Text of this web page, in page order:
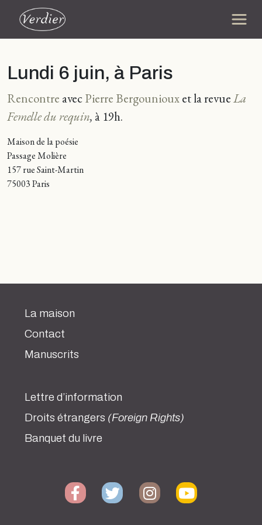
Lundi 6 juin, à Paris
Rencontre avecPierre Bergouniouxet la revueLa
Femelle du requin, à 19h.
Maison de la poésie
Passage Molière
157 rue Saint-Martin
75003 Paris
La maison
Contact
Manuscrits
Lettre d’information
Droits étrangers (Foreign Rights)
Banquet du livre